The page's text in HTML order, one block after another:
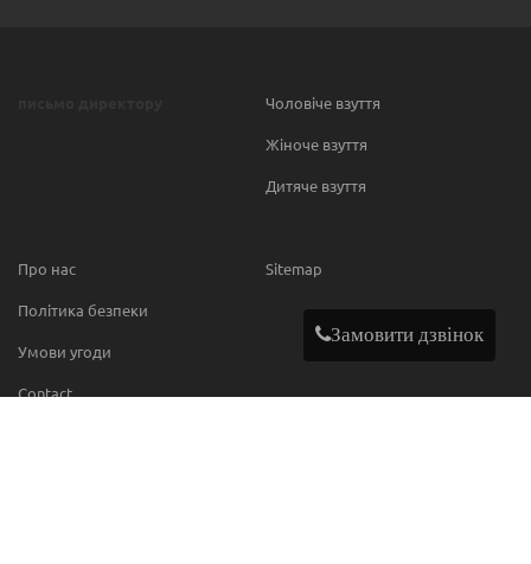
Чоловіче взуття
Жіноче взуття
Дитяче взуття
Про нас
Політика безпеки
Умови угоди
Contact
Sitemap
Замовити дзвінок